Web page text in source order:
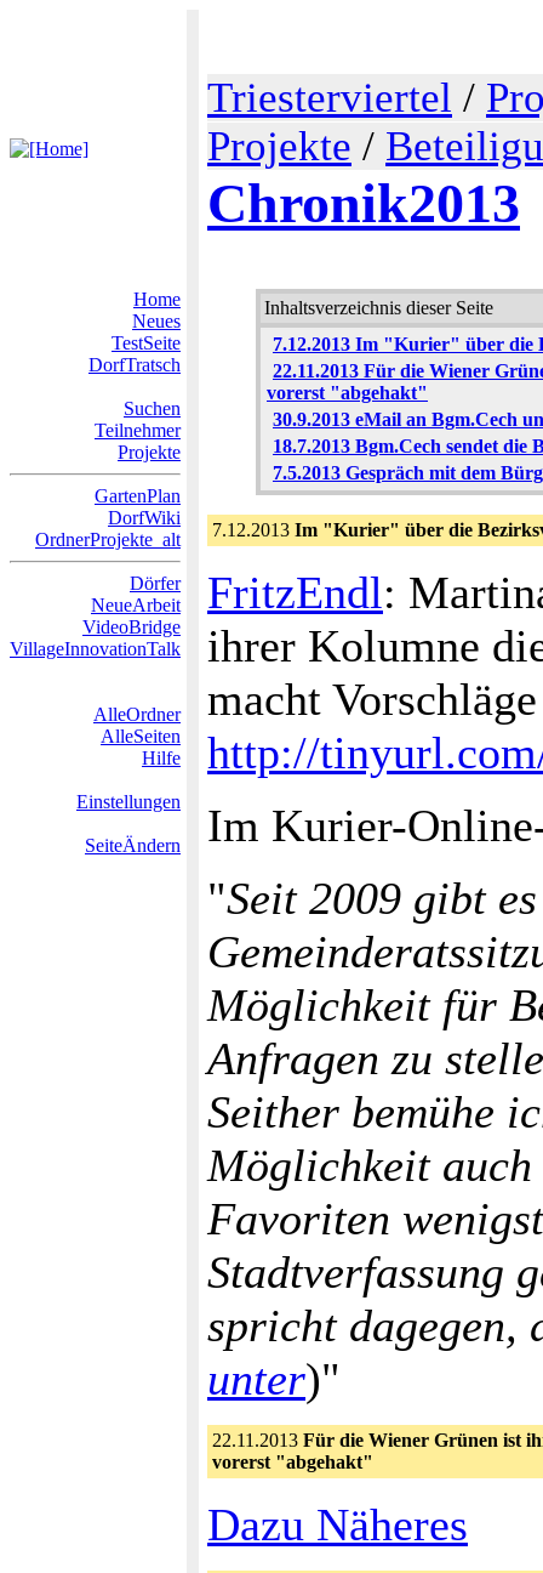
Triesterviertel /
Projekte /
Chronik2013
Home
Neues
TestSeite
DorfTratsch
Suchen
Teilnehmer
Projekte
GartenPlan
DorfWiki
OrdnerProjekte_alt
Dörfer
NeueArbeit
VideoBridge
VillageInnovationTalk
AlleOrdner
AlleSeiten
Hilfe
Einstellungen
SeiteÄndern
Inhaltsverzeichnis dieser Seite
7.12.2013 Im "Kurier" über die
22.11.2013 Für die Wiener
vorerst "abgehakt"
30.9.2013 eMail an Bgm.Cech
18.7.2013 Bgm.Cech sendet
7.5.2013 Gespräch mit dem
7.12.2013 Im "Kurier" über die
FritzEndl:
ihrer Kolumne
macht
http://
Im Kurier-
"Seit 2009 gibt
Möglichkeit für
Anfragen zu
Seither bemühe
Möglichkeit auch
Favoriten
Stadtverfassung
spricht dagegen,
unter)"
22.11.2013 Für die Wiener Grünen ist
vorerst "abgehakt"
Dazu Näheres